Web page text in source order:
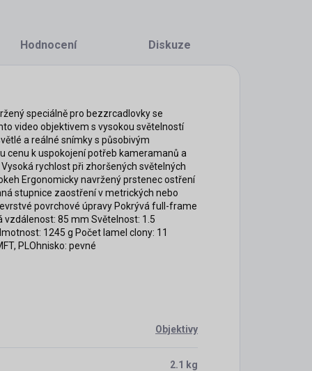
Hodnocení Diskuze
speciálně pro bezzrcadlovky se
video objektivem s vysokou světelností
a reálné snímky s působivým
cenu k uspokojení potřeb kameramanů a
rychlost při zhoršených světelných
Ergonomicky navržený prstenec ostření
stupnice zaostření v metrických nebo
povrchové úpravy Pokrývá full-frame
vzdálenost: 85 mm Světelnost: 1.5
1245 g Počet lamel clony: 11
PLOhnisko: pevné
Objektivy
2.1 kg